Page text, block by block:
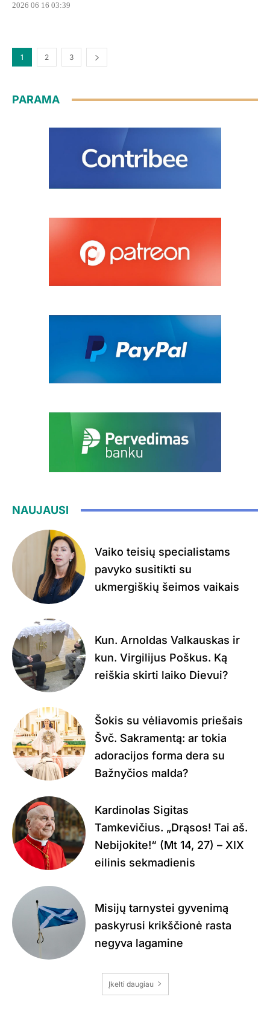
2026 06 16 03:39
1 2 3
PARAMA
NAUJAUSI
Vaiko teisių specialistams
pavyko susitikti su
ukmergiškių šeimos vaikais
Kun. Arnoldas Valkauskas ir
kun. Virgilijus Poškus. Ką
reiškia skirti laiko Dievui?
Šokis su vėliavomis priešais
Švč. Sakramentą: ar tokia
adoracijos forma dera su
Bažnyčios malda?
Kardinolas Sigitas
Tamkevičius. „Drąsos! Tai aš.
Nebijokite!“ (Mt 14, 27) – XIX
eilinis sekmadienis
Misijų tarnystei gyvenimą
paskyrusi krikščionė rasta
negyva lagamine
Įkelti daugiau